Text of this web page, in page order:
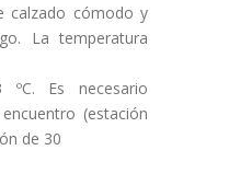
calzado cómodo y
La temperatura
Es necesario
(estación
de 30